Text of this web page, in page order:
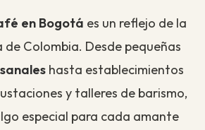
en Bogotá es un reflejo de la
Colombia. Desde pequeñas
hasta establecimientos
y talleres de barismo,
especial para cada amante